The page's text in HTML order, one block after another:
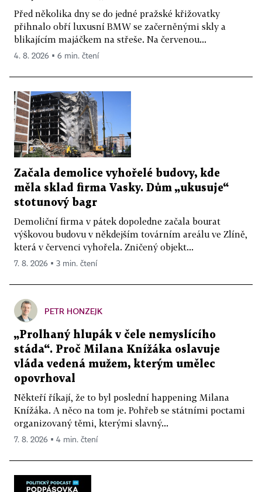
Před několika dny se do jedné pražské křižovatky
přihnalo obří luxusní BMW se začerněnými skly a
blikajícím majáčkem na střeše. Na červenou...
4. 8. 2026 ▪ 6 min. čtení
Začala demolice vyhořelé budovy, kde
měla sklad firma Vasky. Dům „ukusuje“
stotunový bagr
Demoliční firma v pátek dopoledne začala bourat
výškovou budovu v někdejším továrním areálu ve Zlíně,
která v červenci vyhořela. Zničený objekt...
7. 8. 2026 ▪ 3 min. čtení
PETR HONZEJK
„Prolhaný hlupák v čele nemyslícího
stáda“. Proč Milana Knížáka oslavuje
vláda vedená mužem, kterým umělec
opovrhoval
Někteří říkají, že to byl poslední happening Milana
Knížáka. A něco na tom je. Pohřeb se státními poctami
organizovaný těmi, kterými slavný...
7. 8. 2026 ▪ 4 min. čtení